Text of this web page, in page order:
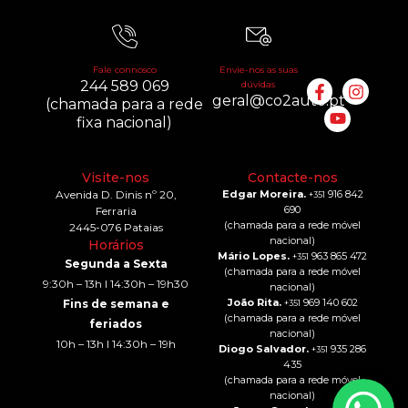
Visite-nos
Avenida D. Dinis nº 20,
Ferraria
2445-076 Pataias
Horários
Segunda a Sexta
9:30h – 13h I 14:30h – 19h30
Fins de semana e
feriados
10h – 13h I 14:30h – 19h
Contacte-nos
Edgar Moreira. +351 916 842
690
(chamada para a rede móvel
nacional)
Mário Lopes. +351 963 865 472
(chamada para a rede móvel
nacional)
João Rita. +351 969 140 602
(chamada para a rede móvel
nacional)
Diogo Salvador. +351 935 286
435
(chamada para a rede móvel
nacional)
Fale connosco
244 589 069
(chamada para a rede
fixa nacional)
Envie-nos as suas
dúvidas
geral@co2auto.pt